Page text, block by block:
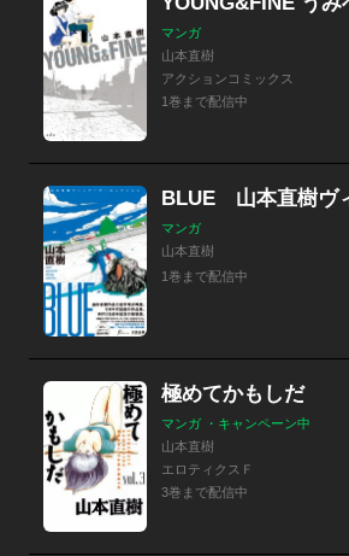
マンガ
山本直樹
アクションコミックス
1巻まで配信中
マンガ
山本直樹
1巻まで配信中
極めてかもしだ
マンガ ・キャンペーン中
山本直樹
エロティクスＦ
3巻まで配信中